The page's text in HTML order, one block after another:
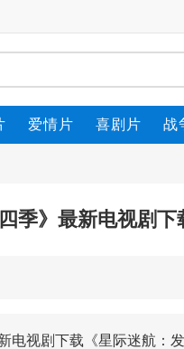
爱情片 喜剧片 战
季》最新电视剧下
视剧下载《星际迷航：